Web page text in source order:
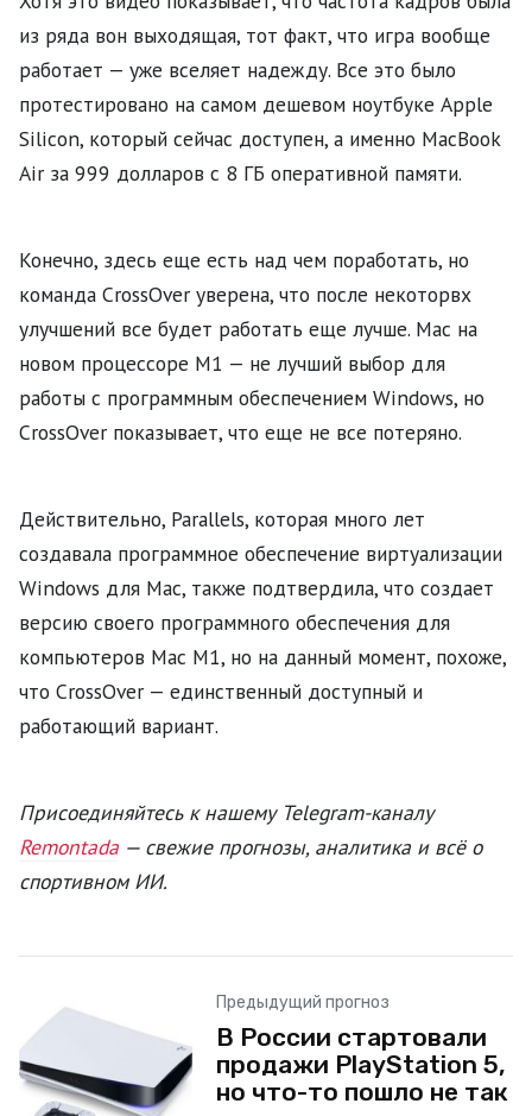
из ряда вон выходящая, тот факт, что игра вообще
работает — уже вселяет надежду. Все это было
протестировано на самом дешевом ноутбуке Apple
Silicon, который сейчас доступен, а именно MacBook
Air за 999 долларов с 8 ГБ оперативной памяти.
Конечно, здесь еще есть над чем поработать, но
команда CrossOver уверена, что после некоторвх
улучшений все будет работать еще лучше. Mac на
новом процессоре M1 — не лучший выбор для
работы с программным обеспечением Windows, но
CrossOver показывает, что еще не все потеряно.
Действительно, Parallels, которая много лет
создавала программное обеспечение виртуализации
Windows для Mac, также подтвердила, что создает
версию своего программного обеспечения для
компьютеров Mac M1, но на данный момент, похоже,
что CrossOver — единственный доступный и
работающий вариант.
Присоединяйтесь к нашему Telegram-каналу
Remontada — свежие прогнозы, аналитика и всё о
спортивном ИИ.
Предыдущий прогноз
В России стартовали
продажи PlayStation 5,
но что-то пошло не так